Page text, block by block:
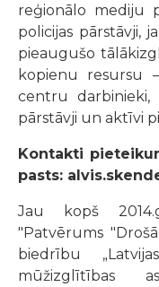
reģionālo mediju
policijas pārstāvji,
pieaugušo
kopienu resursu
centru darbinieki,
pārstāvji un aktīvi
Kontakti
pasts:
Jau kopš
"Patvērums
biedrību
mūžizglītības